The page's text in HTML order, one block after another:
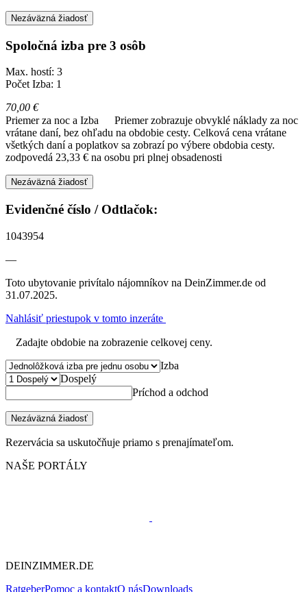
Nezáväzná žiadosť
Spoločná izba pre 3 osôb
Max. hostí: 3
Počet Izba: 1
70,00 €
Priemer za noc a Izba
Priemer zobrazuje obvyklé náklady za noc
vrátane daní, bez ohľadu na obdobie cesty. Celková cena vrátane
všetkých daní a poplatkov sa zobrazí po výbere obdobia cesty.
zodpovedá 23,33 € na osobu pri plnej obsadenosti
Nezáväzná žiadosť
Evidenčné číslo / Odtlačok:
1043954
—
Toto ubytovanie privítalo nájomníkov na DeinZimmer.de od
31.07.2025.
Nahlásiť priestupok v tomto inzeráte
Zadajte obdobie na zobrazenie celkovej ceny.
Izba
Dospelý
Príchod a odchod
Nezáväzná žiadosť
Rezervácia sa uskutočňuje priamo s prenajímateľom.
NAŠE PORTÁLY
DEINZIMMER.DE
RatgeberPomoc a kontaktO násDownloads